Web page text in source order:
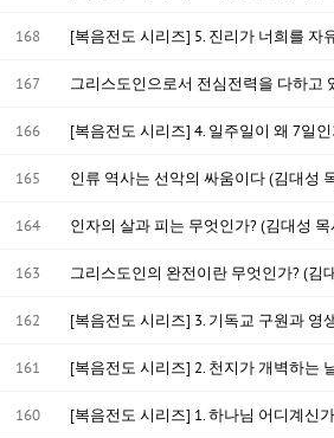
168 [복음전도 시리즈] 5. 진리가 너희를 자
167 그리스도인으로서 전심전력을 다하고
166 [복음전도 시리즈] 4. 일주일이 왜 7일
165 인류 역사는 선악의 싸움이다 (김대성
164 인자의 살과 피는 무엇인가? (김대성 목
163 그리스도인의 완전이란 무엇인가? (김
162 [복음전도 시리즈] 3. 기독교 구원과 영
161 [복음전도 시리즈] 2. 천지가 개벽하는
160 [복음전도 시리즈] 1. 하나님 어디계신